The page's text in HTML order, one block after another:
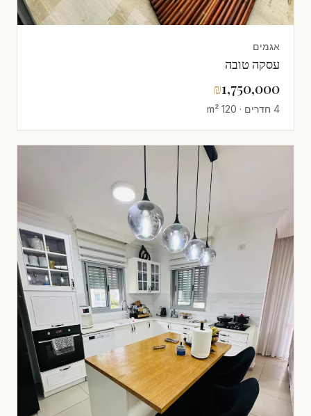
אגמים
עסקה טובה
₪1,750,000
4 חדרים · 120 m²